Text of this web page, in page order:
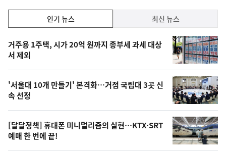
락
기,
최
신,
오
늘
의
영
상
인기 뉴스 최신 뉴스
기
뉴
스
거주용 1주택, 시가 20억 원까지 종부세 과세 대상
서 제외
'서울대 10개 만들기' 본격화…거점 국립대 3곳 신
속 선정
[달달정책] 휴대폰 미니멀리즘의 실현…KTX·SRT
예매 한 번에 끝!